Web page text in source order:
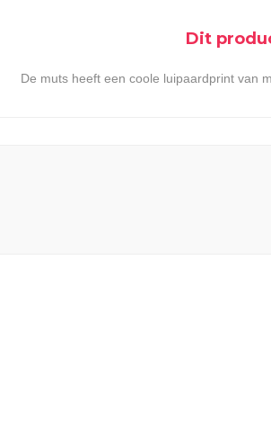
Dit
De muts heeft een coole luipaardprint van